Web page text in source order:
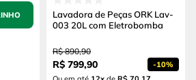
Lavadora de Peças ORK Lav-
003 20L com Eletrobomba
R$ 890,90
R$ 799,90 -10%